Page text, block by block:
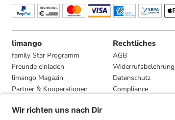
limango
family Star Programm
Freunde einladen
limango Magazin
Partner & Kooperationen
Presse
Rechtliches
AGB
Widerrufsbelehrung
Datenschutz
Compliance